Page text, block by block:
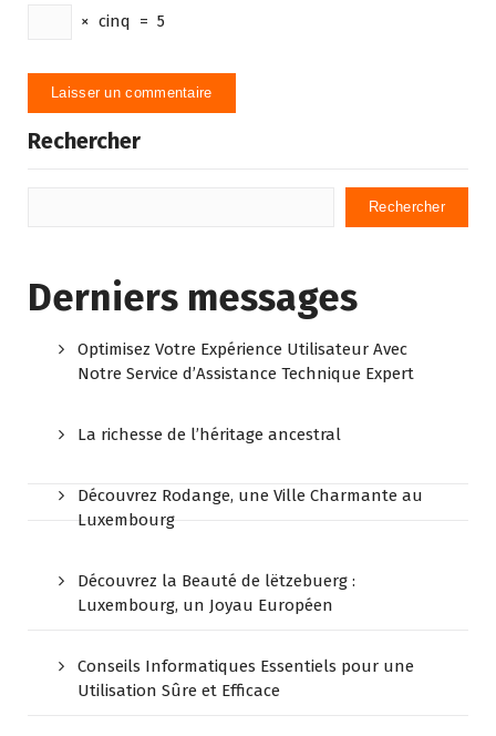
× cinq = 5
Rechercher
Rechercher
Derniers messages
Optimisez Votre Expérience Utilisateur Avec
Notre Service d’Assistance Technique Expert
La richesse de l’héritage ancestral
Découvrez Rodange, une Ville Charmante au
Luxembourg
Découvrez la Beauté de lëtzebuerg :
Luxembourg, un Joyau Européen
Conseils Informatiques Essentiels pour une
Utilisation Sûre et Efficace